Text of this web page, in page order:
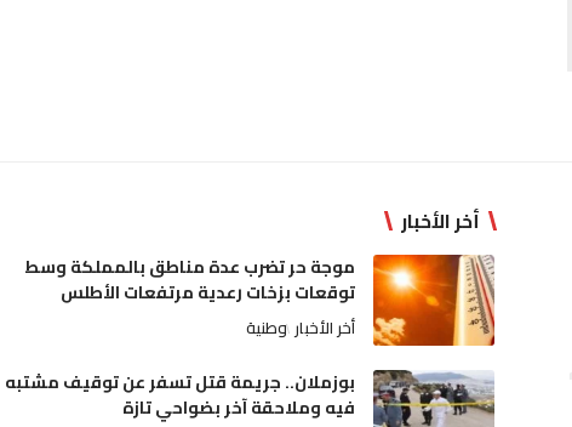
أخر الأخبار
موجة حر تضرب عدة مناطق بالمملكة وسط
توقعات بزخات رعدية مرتفعات الأطلس
أخر الأخبار وطنية
بوزملان.. جريمة قتل تسفر عن توقيف مشتبه
فيه وملاحقة آخر بضواحي تازة